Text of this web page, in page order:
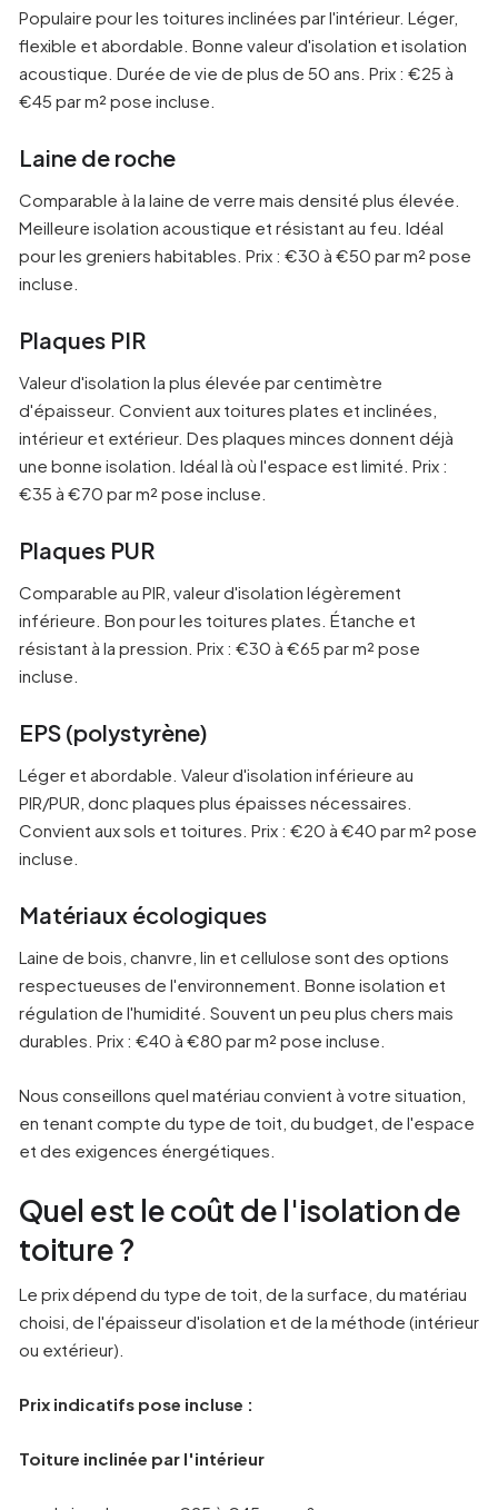
Populaire pour les toitures inclinées par l'intérieur. Léger,
flexible et abordable. Bonne valeur d'isolation et isolation
acoustique. Durée de vie de plus de 50 ans. Prix : €25 à
€45 par m² pose incluse.
Laine de roche
Comparable à la laine de verre mais densité plus élevée.
Meilleure isolation acoustique et résistant au feu. Idéal
pour les greniers habitables. Prix : €30 à €50 par m² pose
incluse.
Plaques PIR
Valeur d'isolation la plus élevée par centimètre
d'épaisseur. Convient aux toitures plates et inclinées,
intérieur et extérieur. Des plaques minces donnent déjà
une bonne isolation. Idéal là où l'espace est limité. Prix :
€35 à €70 par m² pose incluse.
Plaques PUR
Comparable au PIR, valeur d'isolation légèrement
inférieure. Bon pour les toitures plates. Étanche et
résistant à la pression. Prix : €30 à €65 par m² pose
incluse.
EPS (polystyrène)
Léger et abordable. Valeur d'isolation inférieure au
PIR/PUR, donc plaques plus épaisses nécessaires.
Convient aux sols et toitures. Prix : €20 à €40 par m² pose
incluse.
Matériaux écologiques
Laine de bois, chanvre, lin et cellulose sont des options
respectueuses de l'environnement. Bonne isolation et
régulation de l'humidité. Souvent un peu plus chers mais
durables. Prix : €40 à €80 par m² pose incluse.
Nous conseillons quel matériau convient à votre situation,
en tenant compte du type de toit, du budget, de l'espace
et des exigences énergétiques.
Quel est le coût de l'isolation de
toiture ?
Le prix dépend du type de toit, de la surface, du matériau
choisi, de l'épaisseur d'isolation et de la méthode (intérieur
ou extérieur).
Prix indicatifs pose incluse :
Toiture inclinée par l'intérieur